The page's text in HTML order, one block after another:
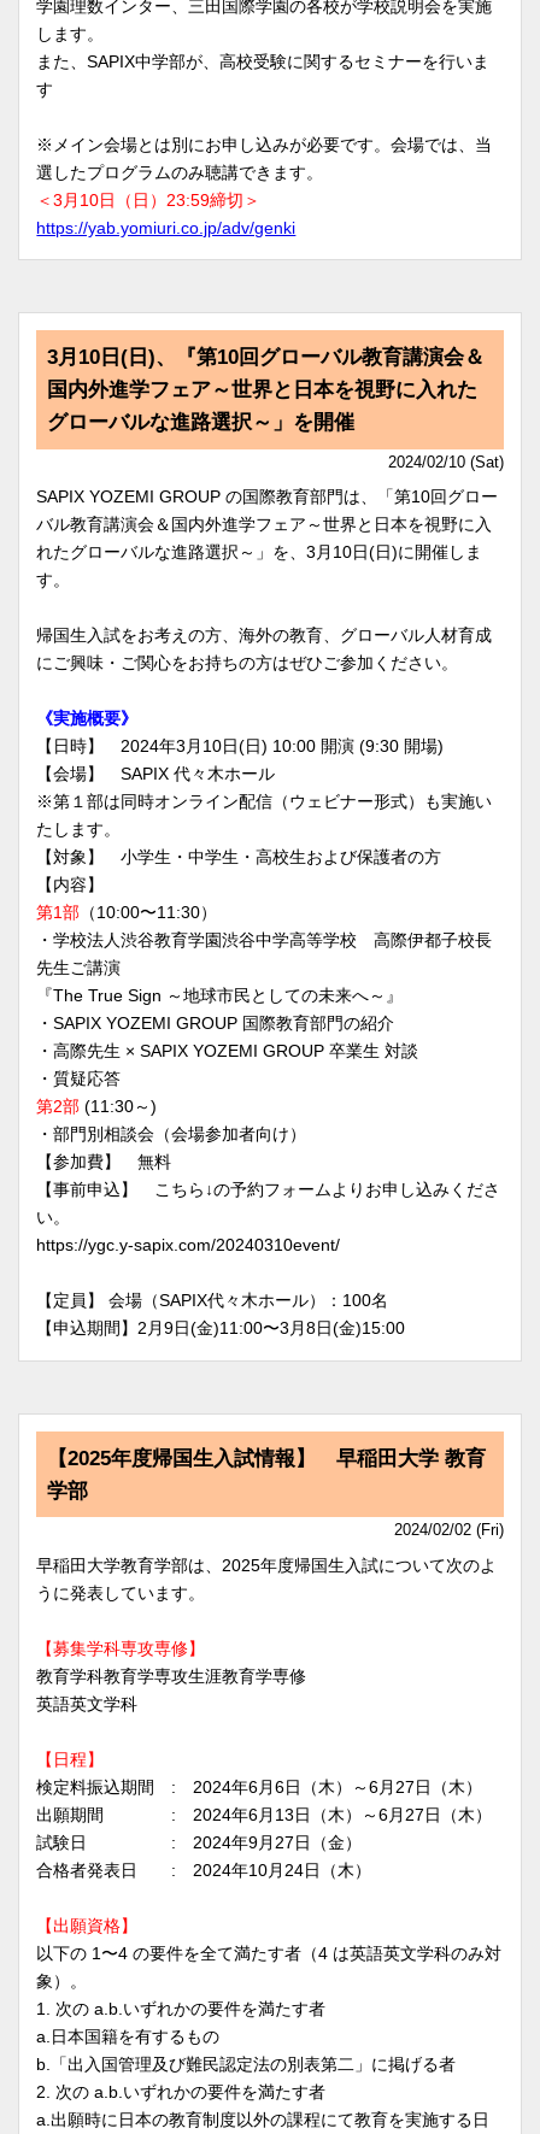
学園理数インター、三田国際学園の各校が学校説明会を実施
します。
また、SAPIX中学部が、高校受験に関するセミナーを行いま
す
※メイン会場とは別にお申し込みが必要です。会場では、当
選したプログラムのみ聴講できます。
＜3月10日（日）23:59締切＞
https://yab.yomiuri.co.jp/adv/genki
3月10日(日)、『第10回グローバル教育講演会＆
国内外進学フェア～世界と日本を視野に入れた
グローバルな進路選択～」を開催
2024/02/10 (Sat)
SAPIX YOZEMI GROUP の国際教育部門は、「第10回グロー
バル教育講演会＆国内外進学フェア～世界と日本を視野に入
れたグローバルな進路選択～」を、3月10日(日)に開催しま
す。
帰国生入試をお考えの方、海外の教育、グローバル人材育成
にご興味・ご関心をお持ちの方はぜひご参加ください。
《実施概要》
【日時】 2024年3月10日(日) 10:00 開演 (9:30 開場)
【会場】 SAPIX 代々木ホール
※第１部は同時オンライン配信（ウェビナー形式）も実施い
たします。
【対象】 小学生・中学生・高校生および保護者の方
【内容】
第1部 （10:00〜11:30）
・学校法人渋谷教育学園渋谷中学高等学校 高際伊都子校長
先生ご講演
『The True Sign ～地球市民としての未来へ～』
・SAPIX YOZEMI GROUP 国際教育部門の紹介
・高際先生 × SAPIX YOZEMI GROUP 卒業生 対談
・質疑応答
第2部 (11:30～)
・部門別相談会（会場参加者向け）
【参加費】 無料
【事前申込】 こちら↓の予約フォームよりお申し込みくださ
い。
https://ygc.y-sapix.com/20240310event/
【定員】 会場（SAPIX代々木ホール）：100名
【申込期間】2月9日(金)11:00〜3月8日(金)15:00
【2025年度帰国生入試情報】 早稲田大学 教育
学部
2024/02/02 (Fri)
早稲田大学教育学部は、2025年度帰国生入試について次のよ
うに発表しています。
【募集学科専攻専修】
教育学科教育学専攻生涯教育学専修
英語英文学科
【日程】
検定料振込期間 : 2024年6月6日（木）～6月27日（木）
出願期間 : 2024年6月13日（木）～6月27日（木）
試験日 : 2024年9月27日（金）
合格者発表日 : 2024年10月24日（木）
【出願資格】
以下の 1〜4 の要件を全て満たす者（4 は英語英文学科のみ対
象）。
1. 次の a.b.いずれかの要件を満たす者
a.日本国籍を有するもの
b.「出入国管理及び難⺠認定法の別表第二」に掲げる者
2. 次の a.b.いずれかの要件を満たす者
a.出願時に日本の教育制度以外の課程にて教育を実施する日